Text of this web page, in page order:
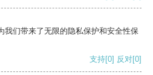
我们带来了无限的隐私保护和安全性保
支持[0] 反对[0]